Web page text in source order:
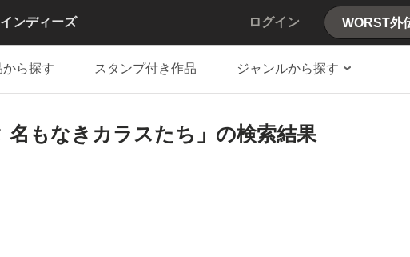
インディーズ ログイン
から探す スタンプ付き作品 ジャンルから探す
名もなきカラスたち」の検索結果